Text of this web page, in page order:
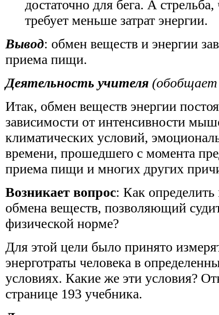
достаточно для бега. А
требует меньше затрат энергии.
Вывод: обмен веществ и энергии
приема пищи.
Деятельность учителя
Итак, обмен веществ энергии
зависимости от интенсивности
климатических условий,
времени, прошедшего с момента
приема пищи и многих других
Возникает вопрос: Как
обмена веществ, позволяющий
физической норме?
Для этой цели было принято
энерготраты человека в
условиях. Какие же эти условия?
странице 193 учебника.